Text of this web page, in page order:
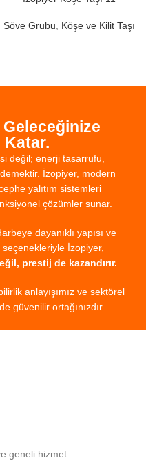
Söve Grubu Köşe ve Kilit Taşı
Geleceğinize
Katar.
değil; enerji tasarrufu,
demektir. İzopiyer, modern
yalıtım sistemleri
çözümler sunar.
dayanıklı yapısı ve
seçenekleriyle İzopiyer,
prestij de kazandırır.
anlayışımız ve sektörel
güvenilir ortağınızdır.
geneli hizmet.